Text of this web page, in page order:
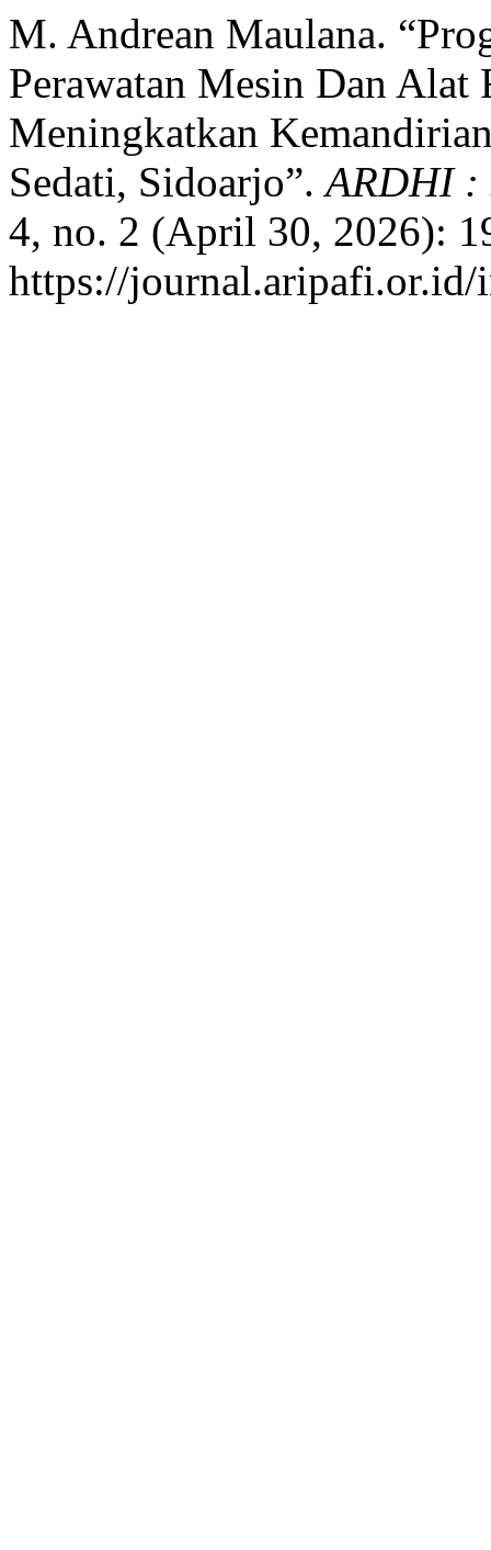
M. Andrean Maulana.
Perawatan Mesin Dan Alat
Meningkatkan
Sedati, Sidoarjo”.ARDHI :
4, no. 2 (April 30, 2026):
https://